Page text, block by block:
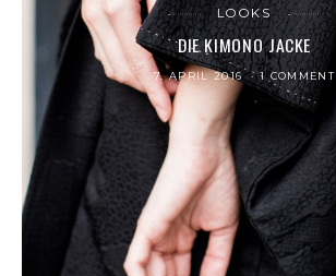
LOOKS
DIE KIMONO JACKE
7. APRIL 2016 1 COMMENT